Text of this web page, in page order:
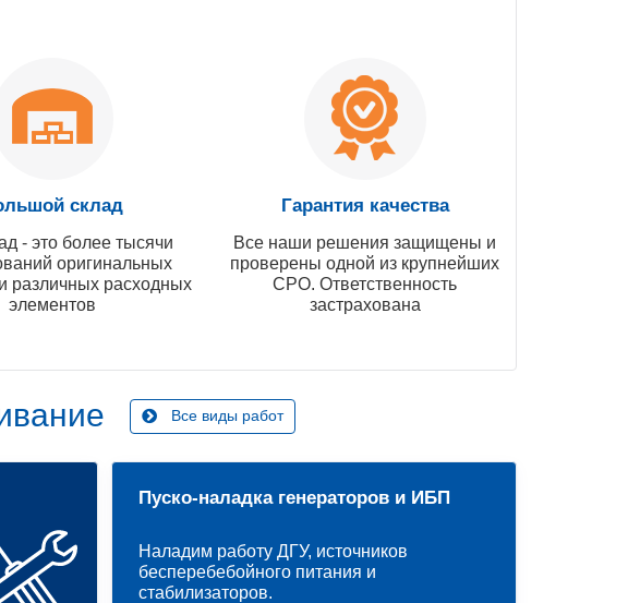
склад
- это более тысячи
оригинальных
различных расходных
элементов
Гарантия качества
Все наши решения защищены и
проверены одной из крупнейших
СРО. Ответственность
застрахована
Все виды работ
Пуско-наладка генераторов и ИБП
Наладим работу ДГУ, источников
бесперебебойного питания и
стабилизаторов.